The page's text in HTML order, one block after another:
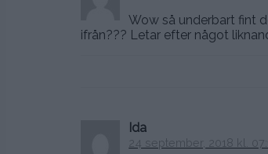
Wow så underbart fint
ifrån??? Letar efter något
Ida
24 september, 2018 kl.